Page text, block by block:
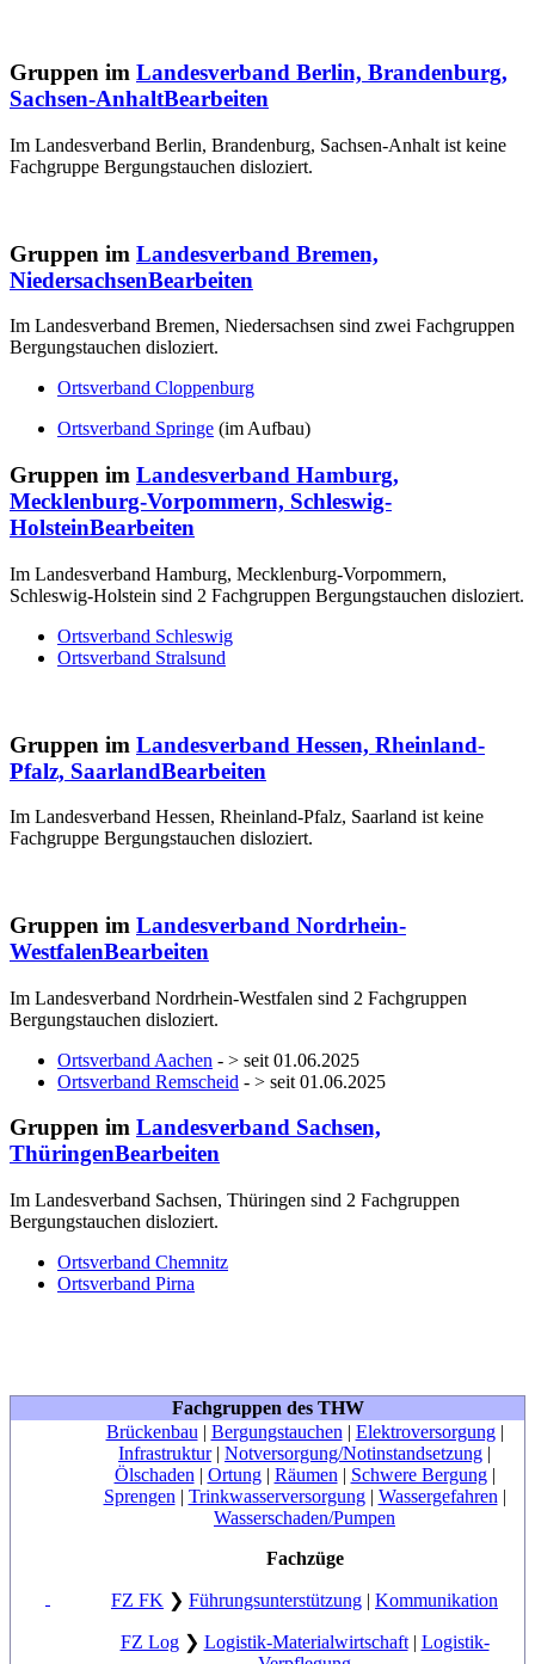
Gruppen im Landesverband Berlin, Brandenburg,
Sachsen-AnhaltBearbeiten
Im Landesverband Berlin, Brandenburg, Sachsen-Anhalt ist keine
Fachgruppe Bergungstauchen disloziert.
Gruppen im Landesverband Bremen,
NiedersachsenBearbeiten
Im Landesverband Bremen, Niedersachsen sind zwei Fachgruppen
Bergungstauchen disloziert.
Ortsverband Cloppenburg
Ortsverband Springe (im Aufbau)
Gruppen im Landesverband Hamburg,
Mecklenburg-Vorpommern, Schleswig-
HolsteinBearbeiten
Im Landesverband Hamburg, Mecklenburg-Vorpommern,
Schleswig-Holstein sind 2 Fachgruppen Bergungstauchen disloziert.
Ortsverband Schleswig
Ortsverband Stralsund
Gruppen im Landesverband Hessen, Rheinland-
Pfalz, SaarlandBearbeiten
Im Landesverband Hessen, Rheinland-Pfalz, Saarland ist keine
Fachgruppe Bergungstauchen disloziert.
Gruppen im Landesverband Nordrhein-
WestfalenBearbeiten
Im Landesverband Nordrhein-Westfalen sind 2 Fachgruppen
Bergungstauchen disloziert.
Ortsverband Aachen - > seit 01.06.2025
Ortsverband Remscheid - > seit 01.06.2025
Gruppen im Landesverband Sachsen,
ThüringenBearbeiten
Im Landesverband Sachsen, Thüringen sind 2 Fachgruppen
Bergungstauchen disloziert.
Ortsverband Chemnitz
Ortsverband Pirna
Fachgruppen des THW
Brückenbau | Bergungstauchen | Elektroversorgung|
Infrastruktur| Notversorgung/Notinstandsetzung |
Ölschaden | Ortung| Räumen | Schwere Bergung|
Sprengen | Trinkwasserversorgung| Wassergefahren |
Wasserschaden/Pumpen
Fachzüge
FZ FK ❯ Führungsunterstützung | Kommunikation
FZ Log❯ Logistik-Materialwirtschaft| Logistik-